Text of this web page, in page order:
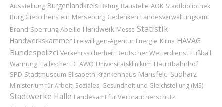
Ausstellung Burgenlandkreis Betrug Baustelle AOK Stadtbibliothek
Burg Giebichenstein Merseburg Gedenken Landesverwaltungsamt
Brand Sperrung Abellio Handwerk Messe Statistik
Handwerkskammer Freiwilligen-Agentur Energie Klima HAVAG
Bundespolizei Verkehrssicherheit Deutscher Wetterdienst Fußball
Warnung Hallescher FC AWO Universitätsklinikum Hauptbahnhof
SPD Stadtmuseum Elisabeth-Krankenhaus Mansfeld-Südharz
Ministerium für Arbeit, Soziales, Gesundheit und Gleichstellung (MS)
Stadtwerke Halle Landesamt für Verbraucherschutz